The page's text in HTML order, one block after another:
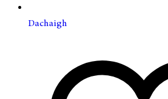
Dachaigh